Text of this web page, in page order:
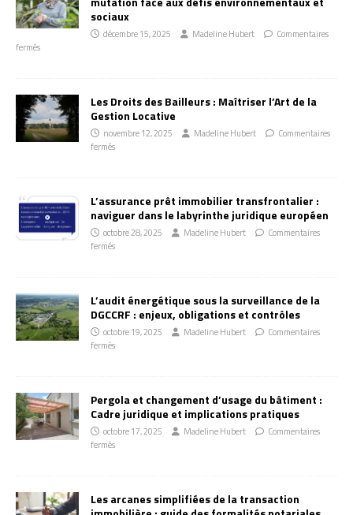
sociaux
décembre 15, 2025 Madeline Hubert
Commentaires
fermés
Les Droits des Bailleurs : Maîtriser l’Art de la
Gestion Locative
novembre 12, 2025 Madeline Hubert
Commentaires
fermés
L’assurance prêt immobilier transfrontalier :
naviguer dans le labyrinthe juridique européen
octobre 28, 2025 Madeline Hubert
Commentaires
fermés
L’audit énergétique sous la surveillance de la
DGCCRF : enjeux, obligations et contrôles
octobre 19, 2025 Madeline Hubert
Commentaires
fermés
Pergola et changement d’usage du bâtiment :
Cadre juridique et implications pratiques
octobre 17, 2025 Madeline Hubert
Commentaires
fermés
Les arcanes simplifiées de la transaction